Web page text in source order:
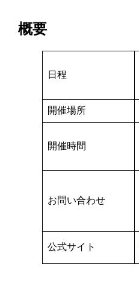
概要
日程
開催場所
開催時間
お問い合わせ
公式サイト